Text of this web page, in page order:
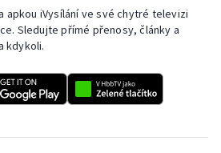
apkou iVysílání ve své chytré televizi
Sledujte přímé přenosy, články a
kdykoli.